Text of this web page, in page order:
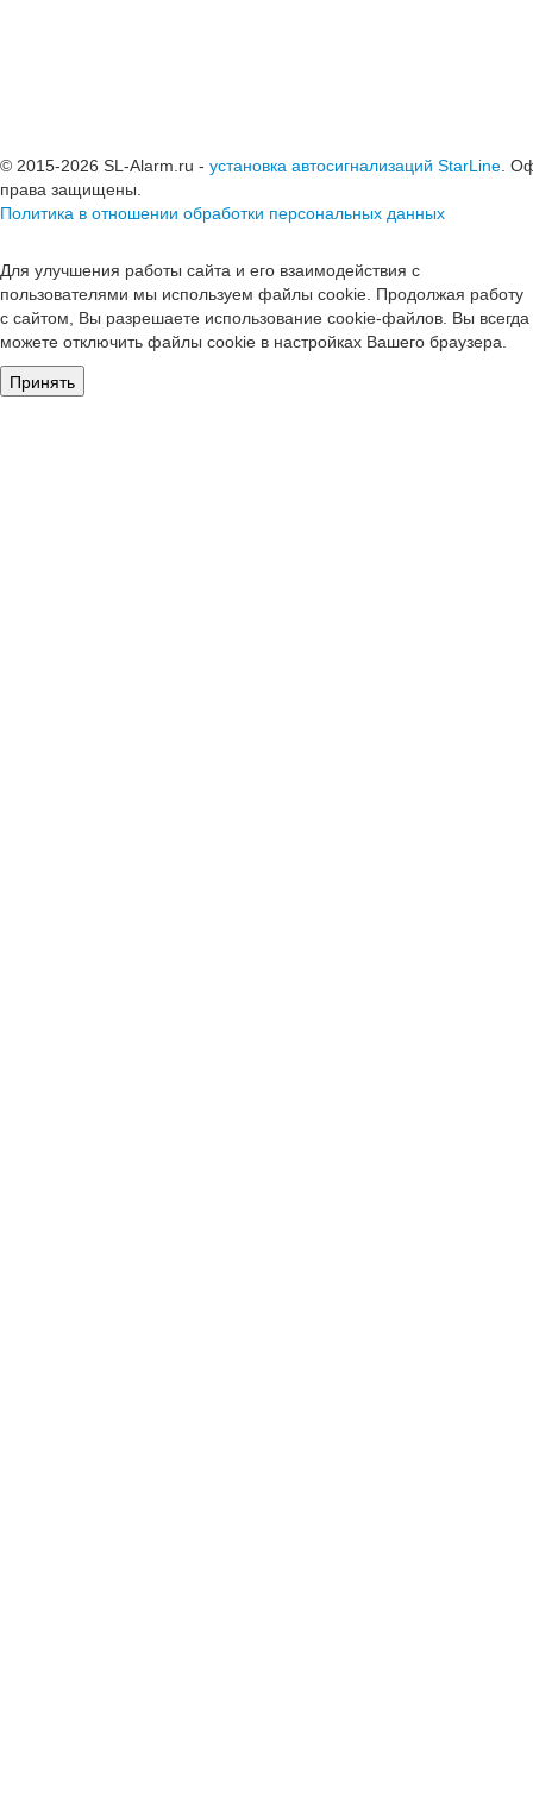
© 2015-2026 SL-Alarm.ru - установка автосигнализаций StarLine .
права защищены.
Политика в отношении обработки персональных данных
Для улучшения работы сайта и его взаимодействия с
пользователями мы используем файлы cookie. Продолжая работу
с сайтом, Вы разрешаете использование cookie-файлов. Вы всегда
можете отключить файлы cookie в настройках Вашего браузера.
Принять